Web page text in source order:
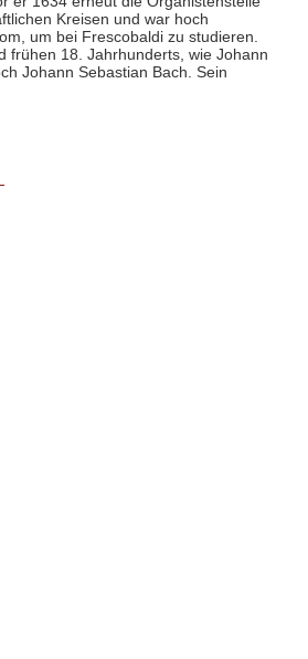
Kreisen und war hoch
um bei Frescobaldi zu studieren.
frühen 18. Jahrhunderts, wie Johann
Johann Sebastian Bach. Sein